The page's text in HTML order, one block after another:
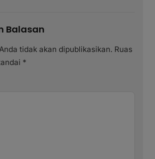
Balasan
tidak akan dipublikasikan. Ruas
*